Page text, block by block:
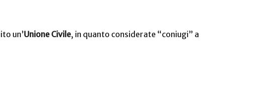
un’Unione Civile, in quanto considerate “coniugi” a